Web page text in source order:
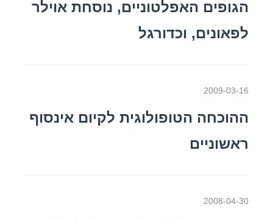
הגופים האפלטוניים, נוסחת אוילר
לפאונים, וכדורגל
2009-03-16
ההוכחה הטופולוגית לקיום אינסוף
ראשוניים
2008-04-30